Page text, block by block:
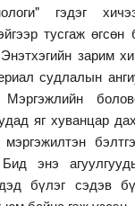
гэдэг
тусгаж
зарим
судлалын
Мэргэжлийн
яг хуванцар
энэ
бүлэг сэдэв